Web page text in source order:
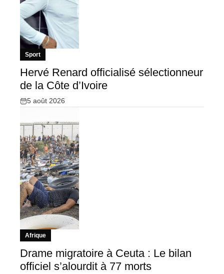
Sport
Hervé Renard officialisé sélectionneur
de la Côte d’Ivoire
5 août 2026
Afrique
Drame migratoire à Ceuta : Le bilan
officiel s’alourdit à 77 morts